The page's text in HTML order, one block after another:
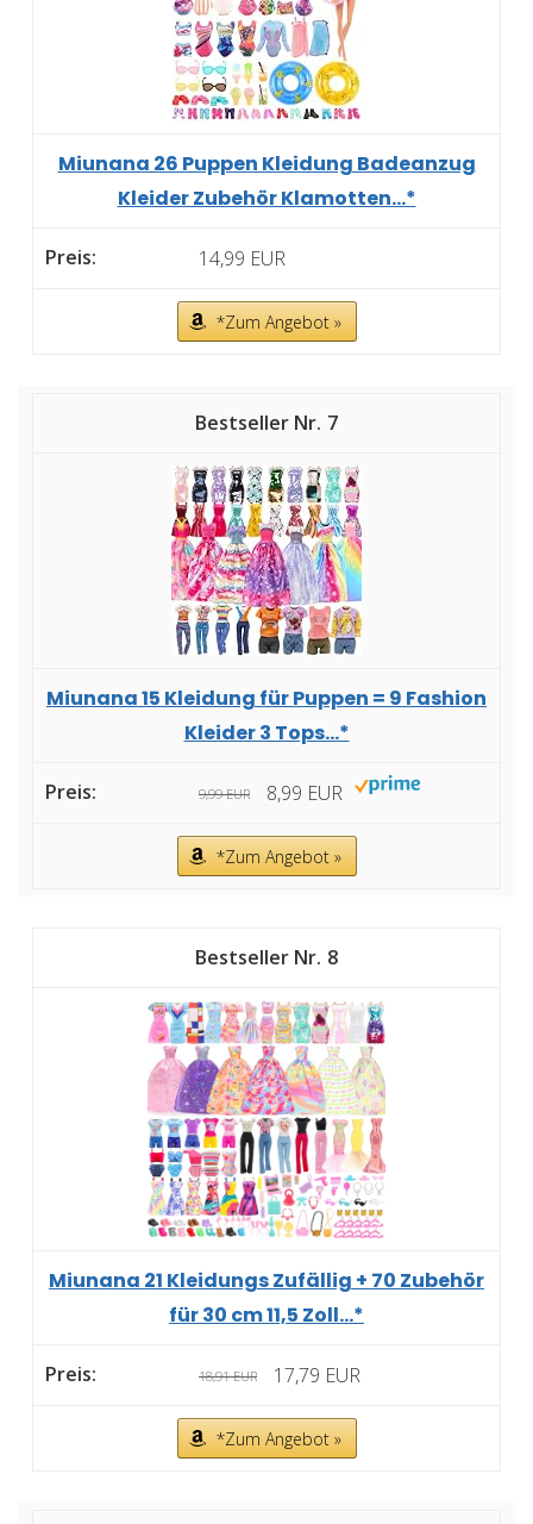
Miunana 26 Puppen Kleidung Badeanzug
Kleider Zubehör Klamotten...*
14,99 EUR
*Zum Angebot »
7
Miunana 15 Kleidung für Puppen = 9 Fashion
Kleider 3 Tops...*
9,99 EUR 8,99 EUR
*Zum Angebot »
8
Miunana 21 Kleidungs Zufällig + 70 Zubehör
für 30 cm 11,5 Zoll...*
18,91 EUR 17,79 EUR
*Zum Angebot »